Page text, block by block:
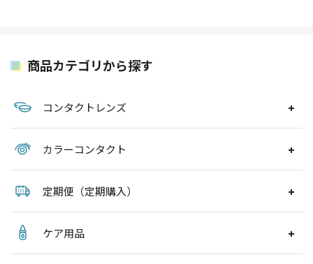
商品カテゴリから探す
コンタクトレンズ
カラーコンタクト
定期便（定期購入）
ケア用品